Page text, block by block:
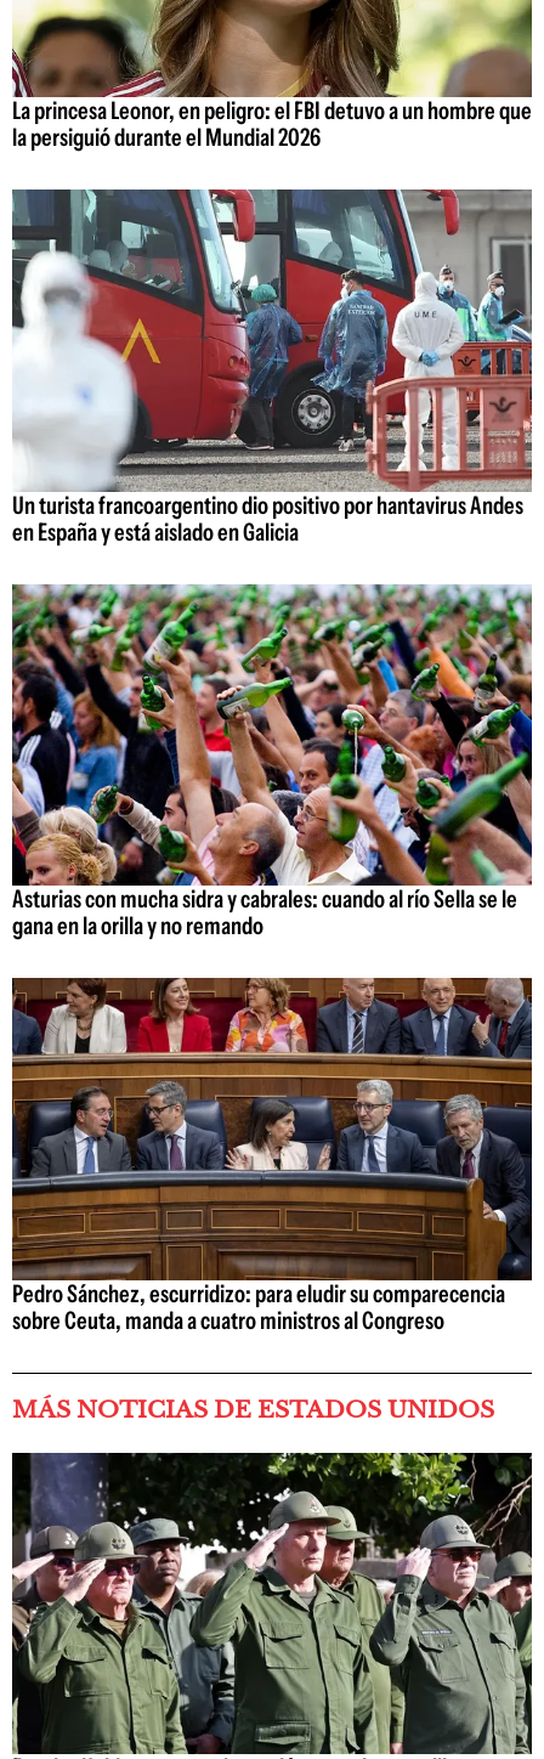
La princesa Leonor, en peligro: el FBI detuvo a un hombre que
la persiguió durante el Mundial 2026
Un turista francoargentino dio positivo por hantavirus Andes
en España y está aislado en Galicia
Asturias con mucha sidra y cabrales: cuando al río Sella se le
gana en la orilla y no remando
Pedro Sánchez, escurridizo: para eludir su comparecencia
sobre Ceuta, manda a cuatro ministros al Congreso
MÁS NOTICIAS DE ESTADOS UNIDOS